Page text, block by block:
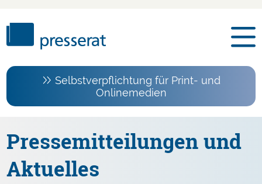
Selbstverpflichtung für Print- und
Onlinemedien
Pressemitteilungen und
Aktuelles